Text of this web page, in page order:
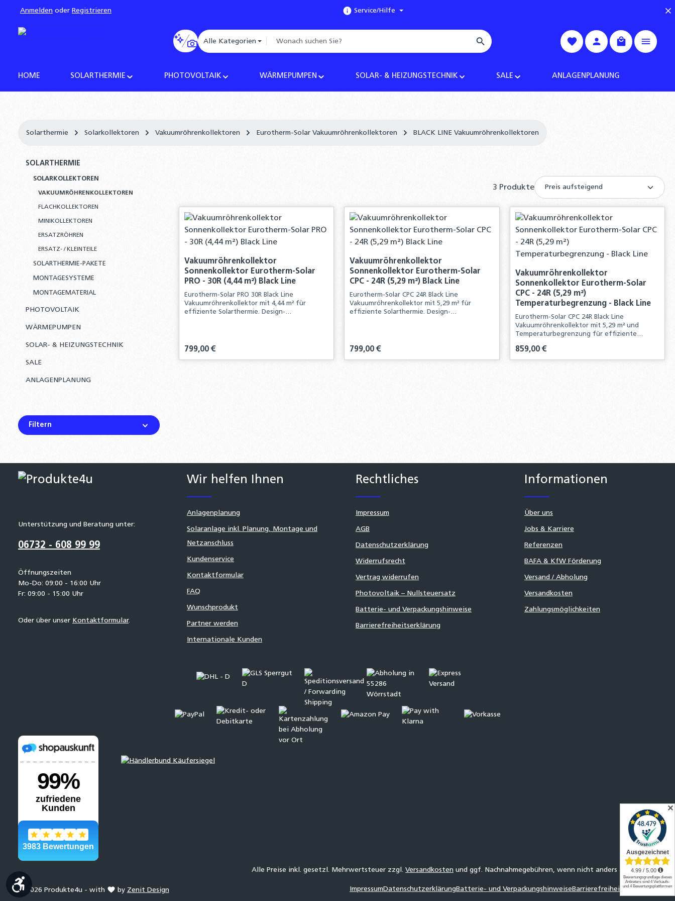
Zur Hauptnavigation springen
Anmelden oder Registrieren Service/Hilfe
Alle Kategorien
Warenkorb
HOME SOLARTHERMIE PHOTOVOLTAIK WÄRMEPUMPEN SOLAR- & HEIZUNGSTECHNIK SALE ANLAGENPLANUNG
Solarthermie Solarkollektoren Vakuumröhrenkollektoren Eurotherm-Solar Vakuumröhrenkollektoren BLACK LINE Vakuumröhrenkollektoren
SOLARTHERMIE
SOLARKOLLEKTOREN
VAKUUMRÖHRENKOLLEKTOREN
FLACHKOLLEKTOREN
MINIKOLLEKTOREN
ERSATZRÖHREN
ERSATZ- / KLEINTEILE
SOLARTHERMIE-PAKETE
MONTAGESYSTEME
MONTAGEMATERIAL
PHOTOVOLTAIK
WÄRMEPUMPEN
SOLAR- & HEIZUNGSTECHNIK
SALE
ANLAGENPLANUNG
Filtern
3 Produkte
Vakuumröhrenkollektor
Sonnenkollektor Eurotherm-Solar
PRO - 30R (4,44 m²) Black Line
Eurotherm-Solar PRO 30R Black Line
Vakuumröhrenkollektor mit 4,44 m² für
effiziente Solarthermie. Design-
Regulärer Preis:
799,00 €
Vakuumröhrenkollektor
Sonnenkollektor Eurotherm-Solar
CPC - 24R (5,29 m²) Black Line
Eurotherm-Solar CPC 24R Black Line
Vakuumröhrenkollektor mit 5,29 m² für
effiziente Solarthermie. Design-
Regulärer Preis:
799,00 €
Vakuumröhrenkollektor
Sonnenkollektor Eurotherm-Solar
CPC - 24R (5,29 m²)
Temperaturbegrenzung - Black Line
Eurotherm-Solar CPC 24R Black Line
Vakuumröhrenkollektor mit 5,29 m² und
Temperaturbegrenzung für effiziente
Regulärer Preis:
859,00 €
Unterstützung und Beratung unter:
06732 - 608 99 99
Öffnungszeiten
Mo-Do: 09:00 - 16:00 Uhr
Fr: 09:00 - 15:00 Uhr
Oder über unser Kontaktformular.
Wir helfen Ihnen
Anlagenplanung
Solaranlage inkl. Planung, Montage und
Netzanschluss
Kundenservice
Kontaktformular
FAQ
Wunschprodukt
Partner werden
Internationale Kunden
Rechtliches
Impressum
AGB
Datenschutzerklärung
Widerrufsrecht
Vertrag widerrufen
Photovoltaik – Nullsteuersatz
Batterie- und Verpackungshinweise
Barrierefreiheitserklärung
Informationen
Über uns
Jobs & Karriere
Referenzen
BAFA & KfW Förderung
Versand / Abholung
Versandkosten
Zahlungsmöglichkeiten
Alle Preise inkl. gesetzl. Mehrwertsteuer zzgl. Versandkosten und ggf. Nachnahmegebühren, wenn nicht anders angegeben.
© 2026 Produkte4u - with by Zenit Design ImpressumDatenschutzerklärungBatterie- und VerpackungshinweiseBarrierefreiheitserklärung
Werkzeugleiste anzeigen
✕